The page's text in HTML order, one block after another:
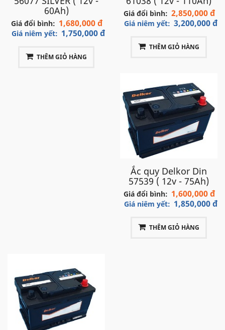
Delkor rất hân hạnh được phục
vụ quý khách!
60Ah)
Giá đổi bình: 1,680,000 đ
Giá niêm yết: 1,750,000 đ
THÊM GIỎ HÀNG
Giá đổi bình: 2,850,000 đ
Giá niêm yết: 3,200,000 đ
THÊM GIỎ HÀNG
Ắc quy Delkor Din
57539 ( 12v - 75Ah)
Giá đổi bình: 1,600,000 đ
Giá niêm yết: 1,850,000 đ
THÊM GIỎ HÀNG